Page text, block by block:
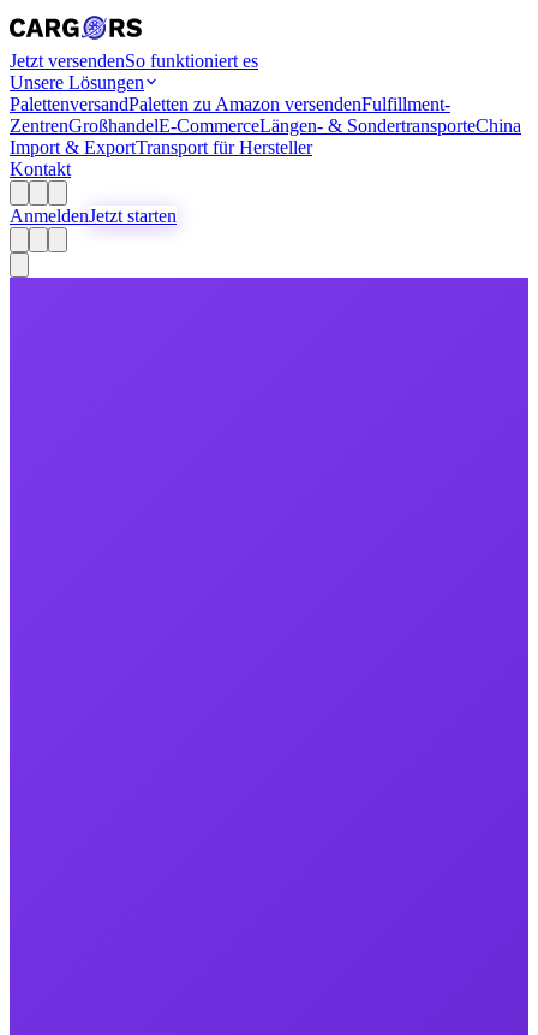
Jetzt versendenSo funktioniert es
Unsere Lösungen
PalettenversandPaletten zu Amazon versendenFulfillment-
ZentrenGroßhandelE-CommerceLängen- & SondertransporteChina
Import & ExportTransport für Hersteller
Kontakt
AnmeldenJetzt starten